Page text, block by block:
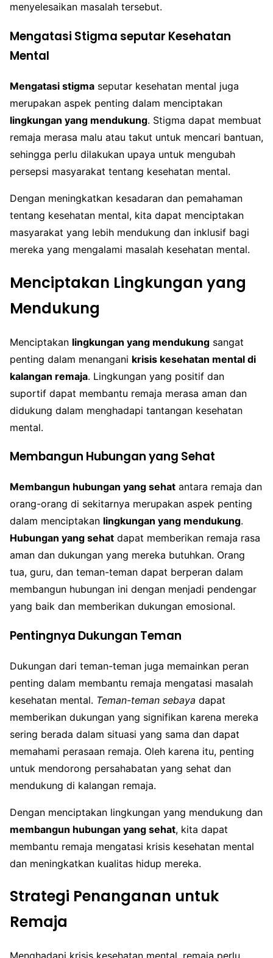
menyelesaikan masalah tersebut.
Mengatasi Stigma seputar Kesehatan
Mental
Mengatasi stigma seputar kesehatan mental juga
merupakan aspek penting dalam menciptakan
lingkungan yang mendukung. Stigma dapat membuat
remaja merasa malu atau takut untuk mencari bantuan,
sehingga perlu dilakukan upaya untuk mengubah
persepsi masyarakat tentang kesehatan mental.
Dengan meningkatkan kesadaran dan pemahaman
tentang kesehatan mental, kita dapat menciptakan
masyarakat yang lebih mendukung dan inklusif bagi
mereka yang mengalami masalah kesehatan mental.
Menciptakan Lingkungan yang
Mendukung
Menciptakan lingkungan yang mendukung sangat
penting dalam menangani krisis kesehatan mental di
kalangan remaja. Lingkungan yang positif dan
suportif dapat membantu remaja merasa aman dan
didukung dalam menghadapi tantangan kesehatan
mental.
Membangun Hubungan yang Sehat
Membangun hubungan yang sehat antara remaja dan
orang-orang di sekitarnya merupakan aspek penting
dalam menciptakan lingkungan yang mendukung.
Hubungan yang sehat dapat memberikan remaja rasa
aman dan dukungan yang mereka butuhkan. Orang
tua, guru, dan teman-teman dapat berperan dalam
membangun hubungan ini dengan menjadi pendengar
yang baik dan memberikan dukungan emosional.
Pentingnya Dukungan Teman
Dukungan dari teman-teman juga memainkan peran
penting dalam membantu remaja mengatasi masalah
kesehatan mental. Teman-teman sebaya dapat
memberikan dukungan yang signifikan karena mereka
sering berada dalam situasi yang sama dan dapat
memahami perasaan remaja. Oleh karena itu, penting
untuk mendorong persahabatan yang sehat dan
mendukung di kalangan remaja.
Dengan menciptakan lingkungan yang mendukung dan
membangun hubungan yang sehat, kita dapat
membantu remaja mengatasi krisis kesehatan mental
dan meningkatkan kualitas hidup mereka.
Strategi Penanganan untuk
Remaja